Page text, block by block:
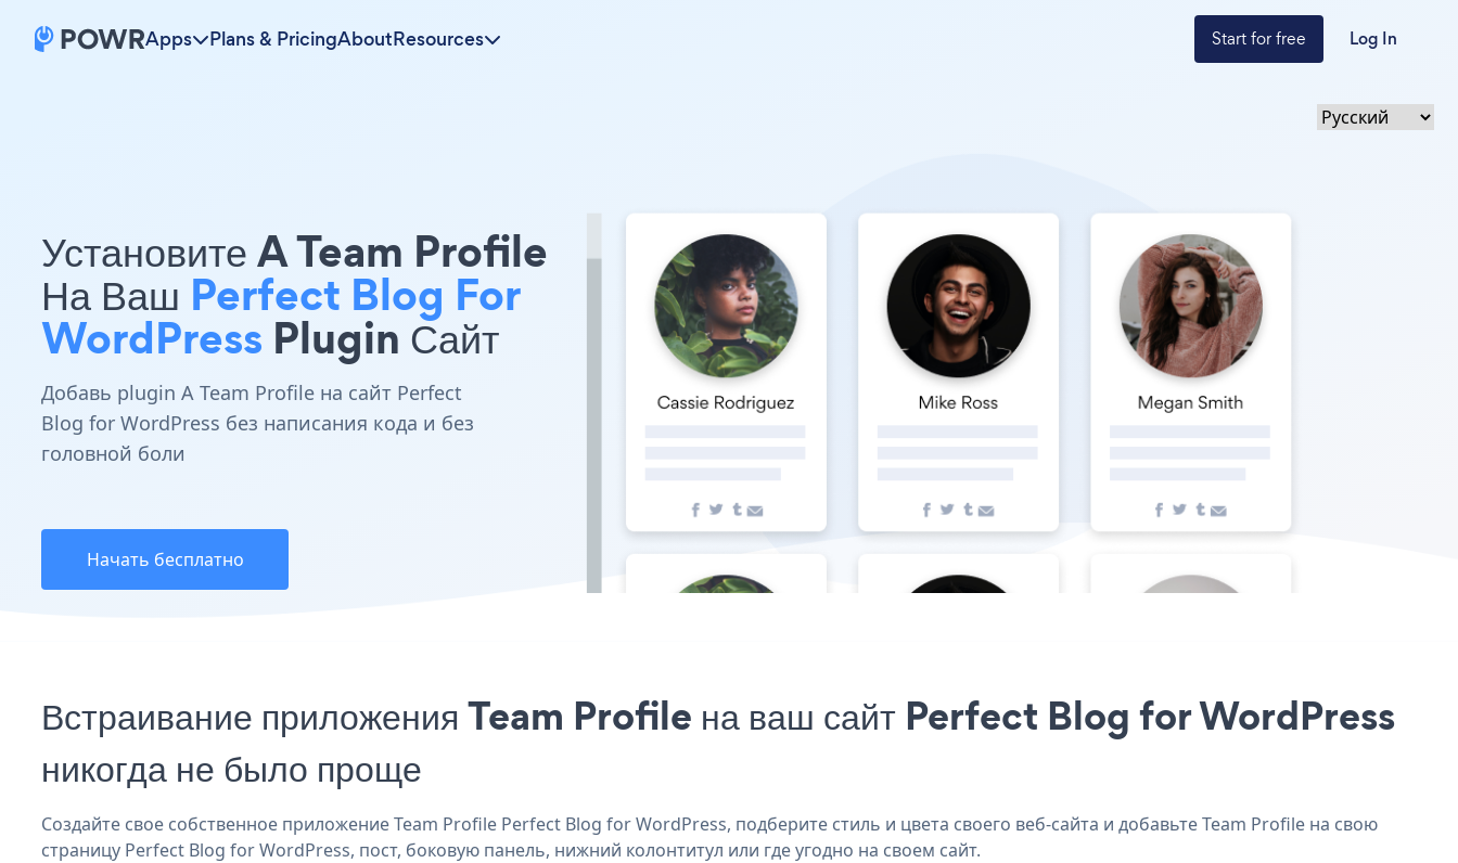
Apps Plans & PricingAboutResources Start for free Log In
Установите A Team Profile
На Ваш Perfect Blog For
WordPress Plugin Сайт
Добавь plugin A Team Profile на сайт Perfect
Blog for WordPress без написания кода и без
головной боли
Начать бесплатно
Встраивание приложения Team Profile на ваш сайт Perfect Blog for WordPress
никогда не было проще
Создайте свое собственное приложение Team Profile Perfect Blog for WordPress, подберите стиль и цвета своего веб-сайта и добавьте Team Profile на свою
страницу Perfect Blog for WordPress, пост, боковую панель, нижний колонтитул или где угодно на своем сайт.